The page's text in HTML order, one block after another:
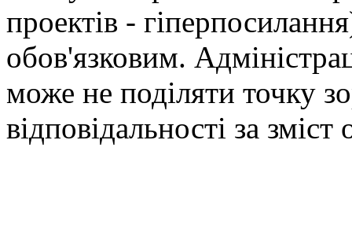
проектів -
обов'язковим.
може не поділяти точку
відповідальності за